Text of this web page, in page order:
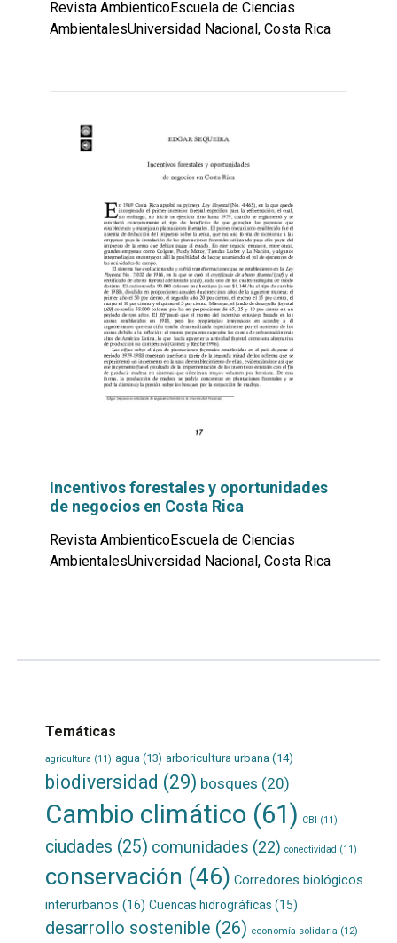
Revista AmbienticoEscuela de Ciencias
AmbientalesUniversidad Nacional, Costa Rica
Incentivos forestales y oportunidades
de negocios en Costa Rica
Revista AmbienticoEscuela de Ciencias
AmbientalesUniversidad Nacional, Costa Rica
Temáticas
agricultura (11) agua (13) arboricultura urbana(14)
biodiversidad (29) bosques (20)
Cambio climático (61) CBI (11)
ciudades (25) comunidades (22) conectividad (11)
conservación (46) Corredores biológicos
interurbanos (16) Cuencas hidrográficas (15)
desarrollo sostenible (26) economía solidaria (12)